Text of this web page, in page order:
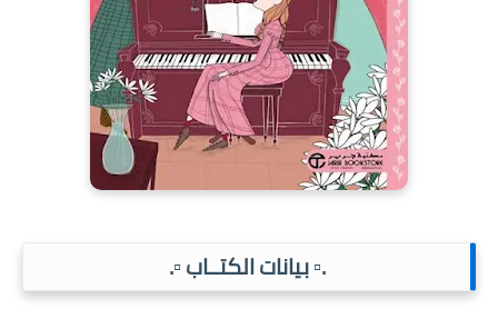
.▫️ بيانات الكتــاب ▫️.